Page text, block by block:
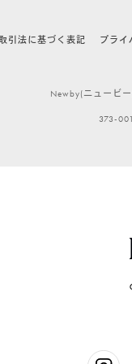
引法に基づく表記 プライ
Newby(ニュービ
373-